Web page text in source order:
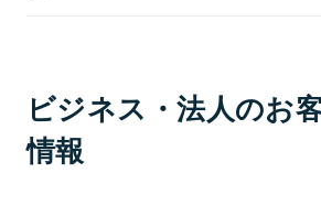
ビジネス・法人のお
情報